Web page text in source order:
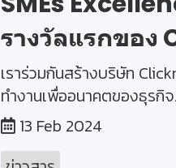
รางวัลแรกของ
เราร่วมกันสร้างบริษัท
ทำงานเพื่ออนาคตของธุรกิจ
13 Feb 2024